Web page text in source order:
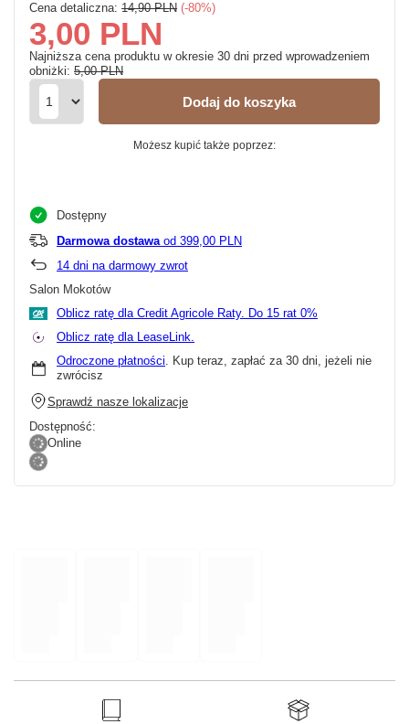
Cena detaliczna: 14,90 PLN -80%
3,00 PLN
Najniższa cena produktu w okresie 30 dni przed wprowadzeniem
obniżki: 5,00 PLN
Dodaj do koszyka
Możesz kupić także poprzez:
Dostępny
Darmowa dostawa od 399,00 PLN
14 dni na darmowy zwrot
Salon Mokotów
Oblicz ratę dla Credit Agricole Raty.
Oblicz ratę dla LeaseLink.
Odroczone płatności. Kup teraz, zapłać za 30 dni, jeżeli nie
zwrócisz
Sprawdź nasze lokalizacje
Dostępność:
Online